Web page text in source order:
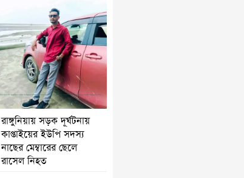
রাঙ্গুনিয়ায় সড়ক দূর্ঘটনায়
কাপ্তাইয়ের ইউপি সদস্য
নাছের মেম্বারের ছেলে
রাসেল নিহত